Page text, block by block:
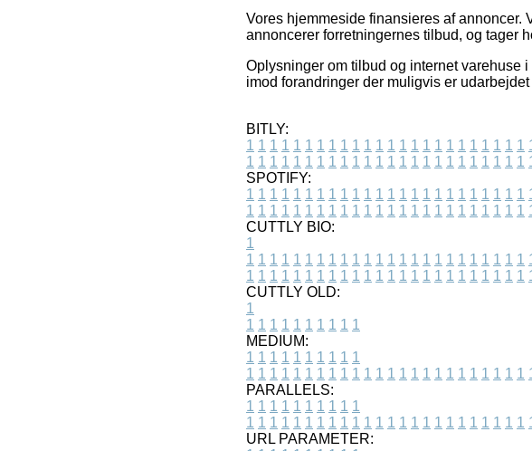
Vores hjemmeside finansieres af
annoncerer forretningernes tilbud, og tager
Oplysninger om tilbud og internet varehuse
imod forandringer der muligvis er
BITLY:
1 1 1 1 1 1 1 1 1 1 1 1 1 1 1 1 1 1 1 1 1 1 1 1
1 1 1 1 1 1 1 1 1 1 1 1 1 1 1 1 1 1 1 1 1 1 1 1
SPOTIFY:
1 1 1 1 1 1 1 1 1 1 1 1 1 1 1 1 1 1 1 1 1 1 1 1
1 1 1 1 1 1 1 1 1 1 1 1 1 1 1 1 1 1 1 1 1 1 1 1
CUTTLY BIO:
1
1 1 1 1 1 1 1 1 1 1 1 1 1 1 1 1 1 1 1 1 1 1 1 1
1 1 1 1 1 1 1 1 1 1 1 1 1 1 1 1 1 1 1 1 1 1 1 1
CUTTLY OLD:
1
1 1 1 1 1 1 1 1 1 1
MEDIUM:
1 1 1 1 1 1 1 1 1 1
1 1 1 1 1 1 1 1 1 1 1 1 1 1 1 1 1 1 1 1 1 1 1 1
PARALLELS:
1 1 1 1 1 1 1 1 1 1
1 1 1 1 1 1 1 1 1 1 1 1 1 1 1 1 1 1 1 1 1 1 1 1
URL PARAMETER: